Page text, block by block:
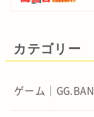
カテゴリー
ゲーム｜